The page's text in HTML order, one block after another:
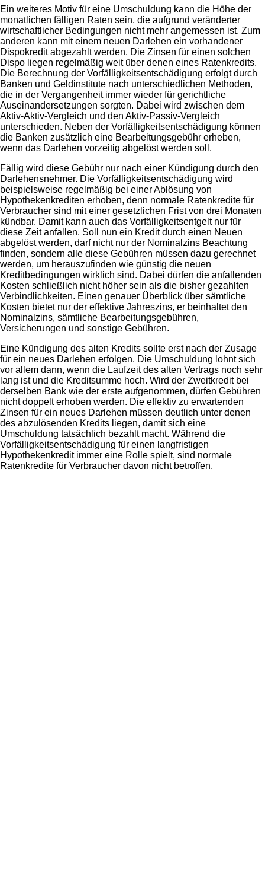
Ein weiteres Motiv für eine Umschuldung kann die Höhe der
monatlichen fälligen Raten sein, die aufgrund veränderter
wirtschaftlicher Bedingungen nicht mehr angemessen ist. Zum
anderen kann mit einem neuen Darlehen ein vorhandener
Dispokredit abgezahlt werden. Die Zinsen für einen solchen
Dispo liegen regelmäßig weit über denen eines Ratenkredits.
Die Berechnung der Vorfälligkeitsentschädigung erfolgt durch
Banken und Geldinstitute nach unterschiedlichen Methoden,
die in der Vergangenheit immer wieder für gerichtliche
Auseinandersetzungen sorgten. Dabei wird zwischen dem
Aktiv-Aktiv-Vergleich und den Aktiv-Passiv-Vergleich
unterschieden. Neben der Vorfälligkeitsentschädigung können
die Banken zusätzlich eine Bearbeitungsgebühr erheben,
wenn das Darlehen vorzeitig abgelöst werden soll.
Fällig wird diese Gebühr nur nach einer Kündigung durch den
Darlehensnehmer. Die Vorfälligkeitsentschädigung wird
beispielsweise regelmäßig bei einer Ablösung von
Hypothekenkrediten erhoben, denn normale Ratenkredite für
Verbraucher sind mit einer gesetzlichen Frist von drei Monaten
kündbar. Damit kann auch das Vorfälligkeitsentgelt nur für
diese Zeit anfallen. Soll nun ein Kredit durch einen Neuen
abgelöst werden, darf nicht nur der Nominalzins Beachtung
finden, sondern alle diese Gebühren müssen dazu gerechnet
werden, um herauszufinden wie günstig die neuen
Kreditbedingungen wirklich sind. Dabei dürfen die anfallenden
Kosten schließlich nicht höher sein als die bisher gezahlten
Verbindlichkeiten. Einen genauer Überblick über sämtliche
Kosten bietet nur der effektive Jahreszins, er beinhaltet den
Nominalzins, sämtliche Bearbeitungsgebühren,
Versicherungen und sonstige Gebühren.
Eine Kündigung des alten Kredits sollte erst nach der Zusage
für ein neues Darlehen erfolgen. Die Umschuldung lohnt sich
vor allem dann, wenn die Laufzeit des alten Vertrags noch sehr
lang ist und die Kreditsumme hoch. Wird der Zweitkredit bei
derselben Bank wie der erste aufgenommen, dürfen Gebühren
nicht doppelt erhoben werden. Die effektiv zu erwartenden
Zinsen für ein neues Darlehen müssen deutlich unter denen
des abzulösenden Kredits liegen, damit sich eine
Umschuldung tatsächlich bezahlt macht. Während die
Vorfälligkeitsentschädigung für einen langfristigen
Hypothekenkredit immer eine Rolle spielt, sind normale
Ratenkredite für Verbraucher davon nicht betroffen.